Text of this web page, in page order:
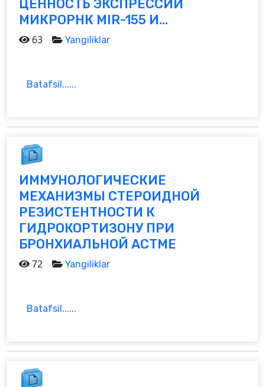
ЦЕННОСТЬ ЭКСПРЕССИИ
МИКРОРНК MIR-155 И...
63 Yangiliklar
Batafsil......
ИММУНОЛОГИЧЕСКИЕ
МЕХАНИЗМЫ СТЕРОИДНОЙ
РЕЗИСТЕНТНОСТИ К
ГИДРОКОРТИЗОНУ ПРИ
БРОНХИАЛЬНОЙ АСТМЕ
72 Yangiliklar
Batafsil......